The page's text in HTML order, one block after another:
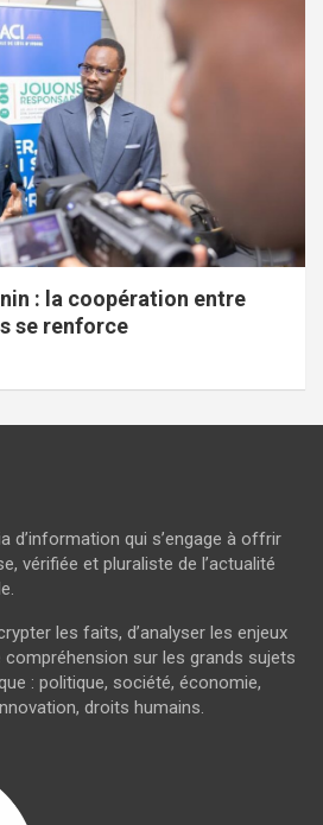
: la coopération entre
se renforce
d’information qui s’engage à offrir
vérifiée et pluraliste de l’actualité
les faits, d’analyser les enjeux
sur les grands sujets
: politique, société, économie,
droits humains.